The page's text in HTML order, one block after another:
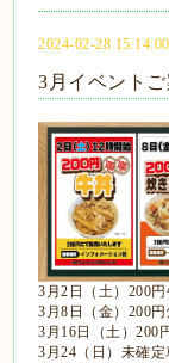
2024-02-28 15:14:00
3月イベントご
3月2日（土）200
3月8日（金）200
3月16日（土）
3月24（日）未確